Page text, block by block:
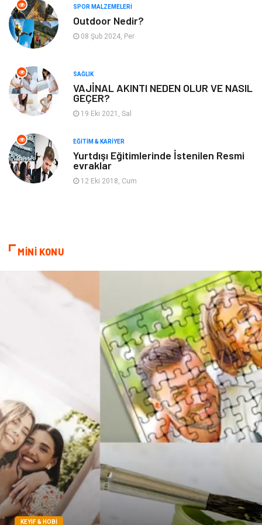
Evlilik Rehberi fotoğrafçılık
Astroloji
sağlıklı beslenme
Bebek Giyim
Domain
Sigorta
SPOR MALZEMELERI
Outdoor Nedir?
08 Şub 2024, Per
SAĞLIK
VAJİNAL AKINTI NEDEN OLUR VE NASIL
GEÇER?
19 Eki 2021, Sal
EĞITIM & KARIYER
Yurtdışı Eğitimlerinde İstenilen Resmi
evraklar
12 Eki 2018, Cum
MİNİ KONU
KEYIF & HOBI